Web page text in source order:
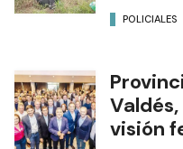
POLICIALES
visión